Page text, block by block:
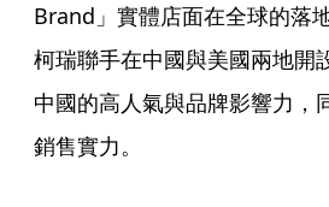
Brand」實體店面在全球的落
柯瑞聯手在中國與美國兩地開
中國的高人氣與品牌影響力，
銷售實力。